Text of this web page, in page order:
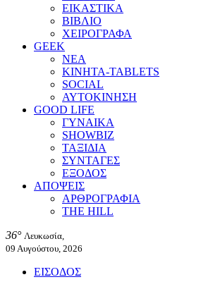
ΕΙΚΑΣΤΙΚΑ
ΒΙΒΛΙΟ
ΧΕΙΡΟΓΡΑΦΑ
GEEK
ΝΕΑ
ΚΙΝΗΤΑ-TABLETS
SOCIAL
ΑΥΤΟΚΙΝΗΣΗ
GOOD LIFE
ΓΥΝΑΙΚΑ
SHOWBIZ
ΤΑΞΙΔΙΑ
ΣΥΝΤΑΓΕΣ
ΕΞΟΔΟΣ
ΑΠΟΨΕΙΣ
ΑΡΘΡΟΓΡΑΦΙΑ
THE HILL
36° Λευκωσία,
09 Αυγούστου, 2026
ΕΙΣΟΔΟΣ